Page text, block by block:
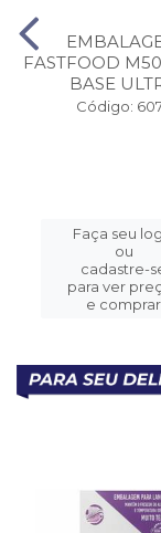
FASTFOOD
BASE
Código:
Faça seu
ou
cadastre-
para ver
e comprar